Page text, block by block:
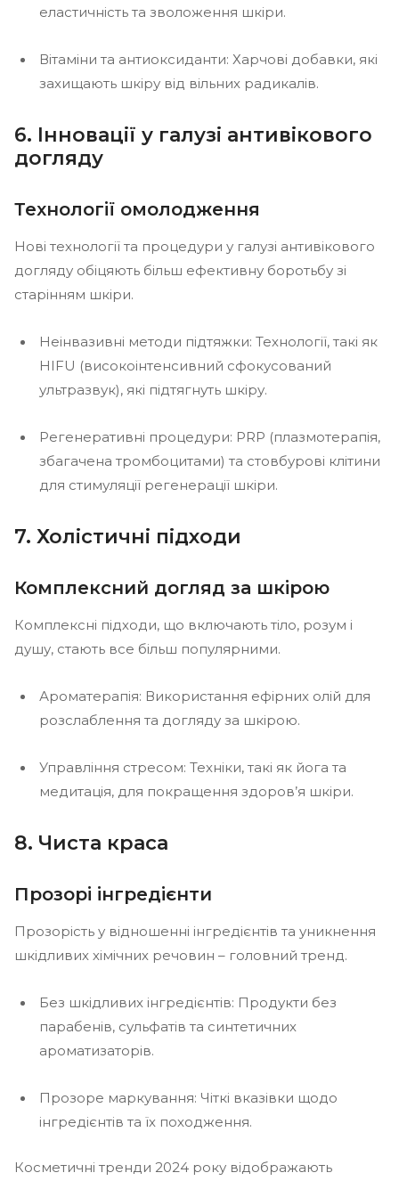
еластичність та зволоження шкіри.
Вітаміни та антиоксиданти: Харчові добавки, які
захищають шкіру від вільних радикалів.
6. Інновації у галузі антивікового
догляду
Технології омолодження
Нові технології та процедури у галузі антивікового
догляду обіцяють більш ефективну боротьбу зі
старінням шкіри.
Неінвазивні методи підтяжки: Технології, такі як
HIFU (високоінтенсивний сфокусований
ультразвук), які підтягнуть шкіру.
Регенеративні процедури: PRP (плазмотерапія,
збагачена тромбоцитами) та стовбурові клітини
для стимуляції регенерації шкіри.
7. Холістичні підходи
Комплексний догляд за шкірою
Комплексні підходи, що включають тіло, розум і
душу, стають все більш популярними.
Ароматерапія: Використання ефірних олій для
розслаблення та догляду за шкірою.
Управління стресом: Техніки, такі як йога та
медитація, для покращення здоров’я шкіри.
8. Чиста краса
Прозорі інгредієнти
Прозорість у відношенні інгредієнтів та уникнення
шкідливих хімічних речовин – головний тренд.
Без шкідливих інгредієнтів: Продукти без
парабенів, сульфатів та синтетичних
ароматизаторів.
Прозоре маркування: Чіткі вказівки щодо
інгредієнтів та їх походження.
Косметичні тренди 2024 року відображають